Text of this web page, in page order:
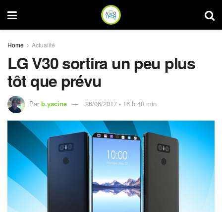
Home Actualité
LG V30 sortira un peu plus
tôt que prévu
Par b.yacine 26/06/2017 - 16 h 48 min